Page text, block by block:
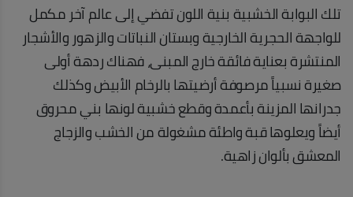
تلك البوابة الخشبية بنية اللون تفضي إلى عالم آخر مكمل
للواجهة الحجرية الخارجية وبستان النباتات والزهور والأشجار
المنتشرة بعناية فائقة خارج المبنى، فهناك ردهة أولى
صغيرة نسبياً مرصوفة أرضيتها بالرخام الأبيض وكذلك
جدرانها المزينة بأعمدة وقطع خشبية لونها بني محروق
أيضاً ويعلوها قبة واطئة مشغولة من الخشب والزجاج
المعشق بألوان زاهية.